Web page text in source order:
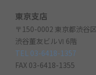
東京支店
〒150-0002 東京都渋谷
渋谷董友ビルⅥ 6階
TEL 03-6418-1357
FAX 03-6418-1355